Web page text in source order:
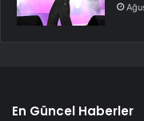
En Güncel Haberler